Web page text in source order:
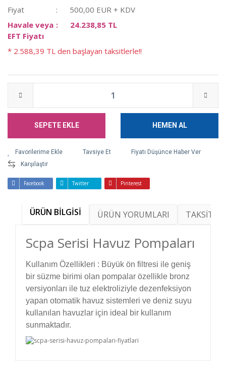
Fiyat
500,00 EUR + KDV
Havale veya
EFT Fiyatı
24.238,85 TL
* 2.588,39 TL den başlayan taksitlerle!!
SEPETE EKLE HEMEN AL
Tavsiye Et
Fiyatı Düşünce Haber Ver
Karşılaştır
Facebook Twitter Pinterest
ÜRÜN BİLGİSİ ÜRÜN YORUMLARI TAKSİT
Scpa Serisi Havuz Pompaları
Kullanım Özellikleri : Büyük ön filtresi ile geniş
bir süzme birimi olan pompalar özellikle bronz
versiyonları ile tuz elektroliziyle dezenfeksiyon
yapan otomatik havuz sistemleri ve deniz suyu
kullanılan havuzlar için ideal bir kullanım
sunmaktadır.